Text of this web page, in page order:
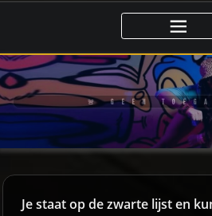
🚨 GEEN
Je staat op de zwarte lijst en